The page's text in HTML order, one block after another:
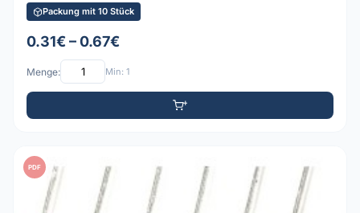
Packung mit 10 Stück
0.31€ – 0.67€
Menge: Min: 1
PDF